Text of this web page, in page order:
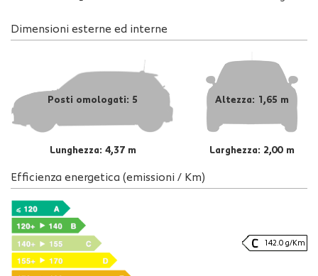
Dimensioni esterne ed interne
Posti omologati: 5
Lunghezza: 4,37 m
Altezza: 1,65 m
Larghezza: 2,00 m
Efficienza energetica (emissioni / Km)
142.0 g/Km